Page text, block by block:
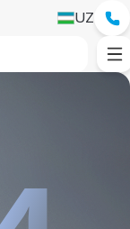
UZ